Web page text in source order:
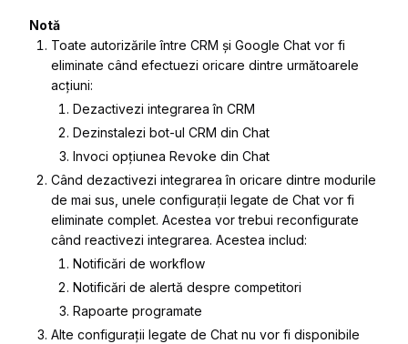
Notă
Toate autorizările între CRM și Google Chat vor fi
eliminate când efectuezi oricare dintre următoarele
acțiuni:
Dezactivezi integrarea în CRM
Dezinstalezi bot-ul CRM din Chat
Invoci opțiunea Revoke din Chat
Când dezactivezi integrarea în oricare dintre modurile
de mai sus, unele configurații legate de Chat vor fi
eliminate complet. Acestea vor trebui reconfigurate
când reactivezi integrarea. Acestea includ:
Notificări de workflow
Notificări de alertă despre competitori
Rapoarte programate
Alte configurații legate de Chat nu vor fi disponibile